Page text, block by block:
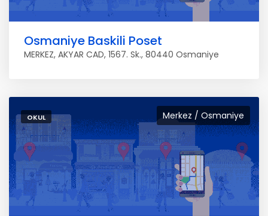
Osmaniye Baskili Poset
MERKEZ, AKYAR CAD, 1567. Sk., 80440 Osmaniye
Merkez / Osmaniye
OKUL